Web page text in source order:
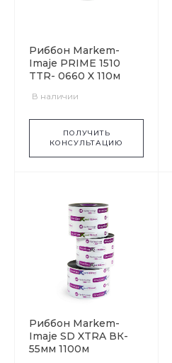
Риббон Markem-
Imaje PRIME 1510
TTR- 0660 X 110м
В наличии
ПОЛУЧИТЬ
КОНСУЛЬТАЦИЮ
Риббон Markem-
Imaje SD XTRA ВК-
55мм 1100м